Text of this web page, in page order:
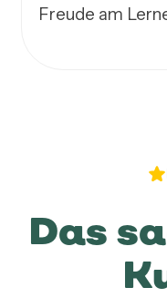
Das